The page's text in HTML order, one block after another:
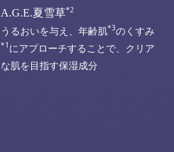
A.G.E.夏雪草*2
うるおいを与え、年齢肌*3のくすみ
*1 にアプローチすることで、 クリア
な肌を目指す保湿成分